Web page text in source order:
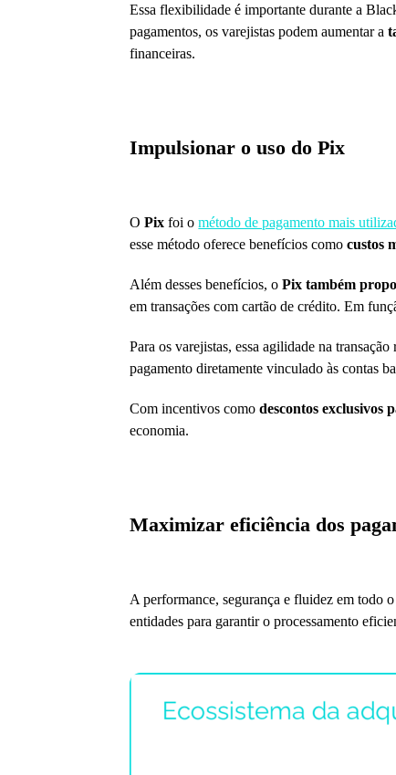
Essa flexibilidade é importante durante a
pagamentos, os varejistas podem aumentar a
financeiras.
Impulsionar o uso do Pix
OPix foi ométodo de pagamento mais
esse método oferece benefícios comocustos
Além desses benefícios, oPix também
em transações com cartão de crédito. Em
Para os varejistas, essa agilidade na
pagamento diretamente vinculado às contas
Com incentivos comodescontos exclusivos
economia.
Maximizar eficiência dos
A performance, segurança e fluidez em todo
entidades para garantir o processamento